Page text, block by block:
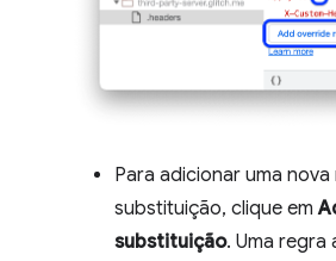
Para adicionar uma
substituição, clique em
substituição. Uma regra